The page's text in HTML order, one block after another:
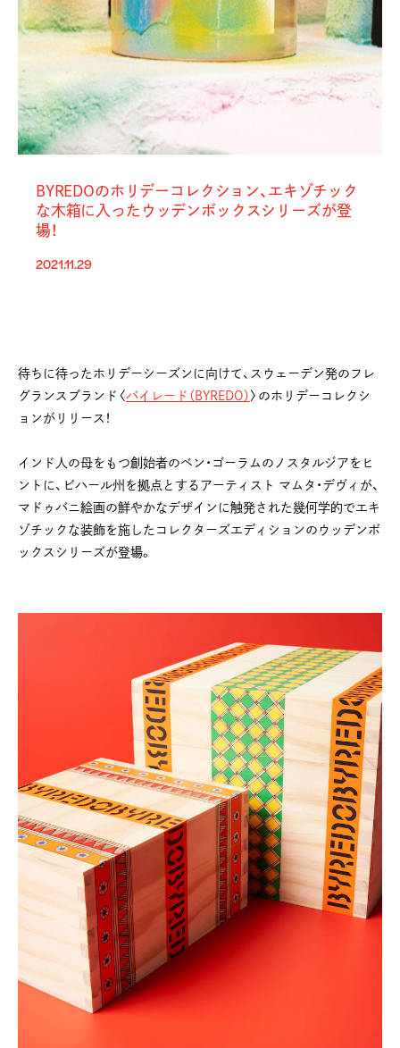
BYREDOのホリデーコレクション、エキゾチック
な木箱に入ったウッデンボックスシリーズが登
場！
2021.11.29
待ちに待ったホリデーシーズンに向けて、スウェーデン発のフレ
グランスブランド〈バイレード（BYREDO） 〉のホリデーコレクシ
ョンがリリース！
インド人の母をもつ創始者のベン・ゴーラムのノスタルジアをヒ
ントに、ビハール州を拠点とするアーティスト マムタ・デヴィが、
マドゥバニ絵画の鮮やかなデザインに触発された幾何学的でエキ
ゾチックな装飾を施したコレクターズエディションのウッデンボ
ックスシリーズが登場。